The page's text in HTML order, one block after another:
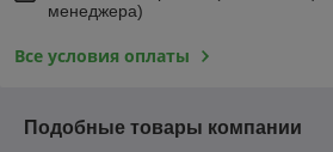
менеджера)
Все условия оплаты
Подобные товары компании